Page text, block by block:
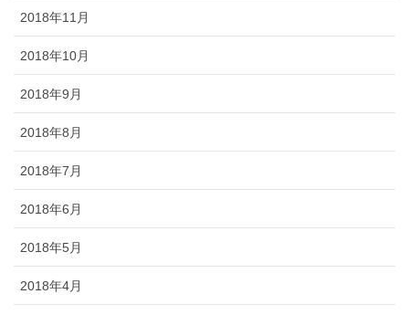
2018年11月
2018年10月
2018年9月
2018年8月
2018年7月
2018年6月
2018年5月
2018年4月